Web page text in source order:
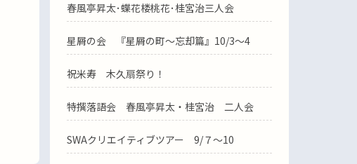
春風亭昇太･蝶花楼桃花･桂宮治三人会
星屑の会 『星屑の町～忘却篇』10/3～4
祝米寿 木久扇祭り！
特撰落語会 春風亭昇太・桂宮治 二人会
SWAクリエイティブツアー 9/７～10